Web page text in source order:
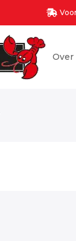
Over